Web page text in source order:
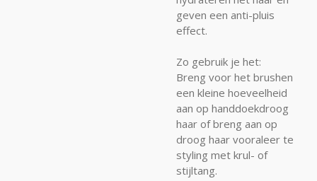
geven een anti-pluis
effect.
Zo gebruik je het:
Breng voor het brushen
een kleine hoeveelheid
aan op handdoekdroog
haar of breng aan op
droog haar vooraleer te
styling met krul- of
stijltang.